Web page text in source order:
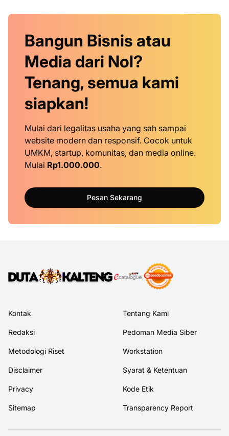
Bangun Bisnis atau
Media dari Nol?
Tenang, semua kami
siapkan!
Mulai dari legalitas usaha yang sah sampai
website modern dan responsif. Cocok untuk
UMKM, startup, komunitas, dan media online.
Mulai Rp1.000.000.
Pesan Sekarang
Kontak Tentang Kami
Redaksi Pedoman Media Siber
Metodologi Riset Workstation
Disclaimer Syarat & Ketentuan
Privacy Kode Etik
Sitemap Transparency Report